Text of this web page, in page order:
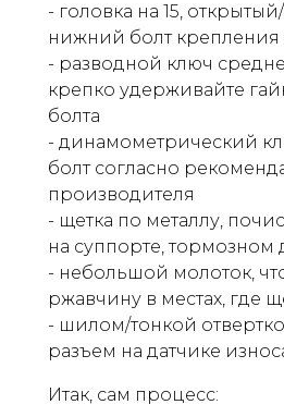
- головка на 15,
нижний болт крепления
- разводной ключ
крепко удерживайте
болта
- динамометрический
болт согласно
производителя
- щетка по металлу,
на суппорте, тормозном
- небольшой молоток,
ржавчину в местах, где
- шилом/тонкой
разъем на датчике
Итак, сам процесс: